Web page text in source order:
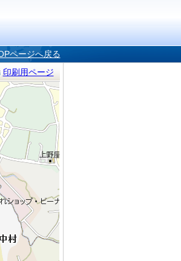
ページへ戻る
印刷用ページ